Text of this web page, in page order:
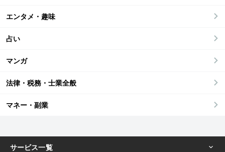
エンタメ・趣味
占い
マンガ
法律・税務・士業全般
マネー・副業